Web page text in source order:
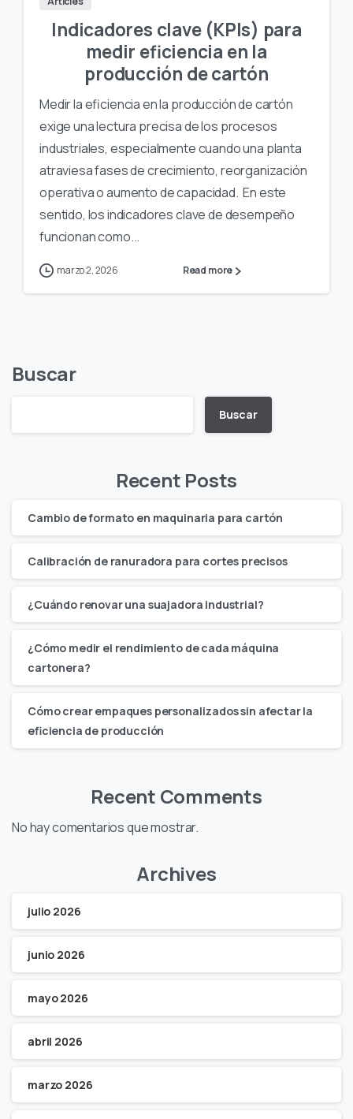
Indicadores clave (KPIs) para
medir eficiencia en la
producción de cartón
Medir la eficiencia en la producción de cartón
exige una lectura precisa de los procesos
industriales, especialmente cuando una planta
atraviesa fases de crecimiento, reorganización
operativa o aumento de capacidad. En este
sentido, los indicadores clave de desempeño
funcionan como...
marzo 2, 2026 Read more
Buscar
Buscar
Recent Posts
Cambio de formato en maquinaria para cartón
Calibración de ranuradora para cortes precisos
¿Cuándo renovar una suajadora industrial?
¿Cómo medir el rendimiento de cada máquina
cartonera?
Cómo crear empaques personalizados sin afectar la
eficiencia de producción
Recent Comments
No hay comentarios que mostrar.
Archives
julio 2026
junio 2026
mayo 2026
abril 2026
marzo 2026